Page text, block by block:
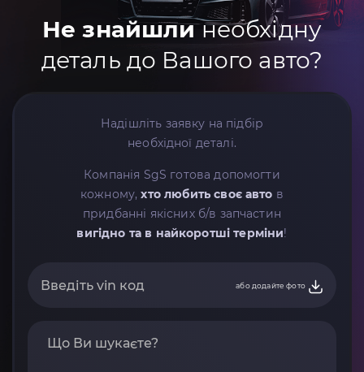
Не знайшлинеобхідну
деталь до Вашого авто?
Надішліть заявку на підбір
необхідної деталі.
Компанія SgS готова допомогти
кожному,хто любить своє авто в
придбанні якісних б/в запчастин
вигідно та в найкоротші терміни!
або додайте фото